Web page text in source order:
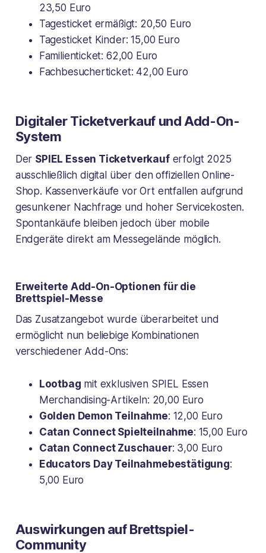
23,50 Euro
Tagesticket ermäßigt: 20,50 Euro
Tagesticket Kinder: 15,00 Euro
Familienticket: 62,00 Euro
Fachbesucherticket: 42,00 Euro
Digitaler Ticketverkauf und Add-On-
System
Der SPIEL Essen Ticketverkauferfolgt 2025
ausschließlich digital über den offiziellen Online-
Shop. Kassenverkäufe vor Ort entfallen aufgrund
gesunkener Nachfrage und hoher Servicekosten.
Spontankäufe bleiben jedoch über mobile
Endgeräte direkt am Messegelände möglich.
Erweiterte Add-On-Optionen für die
Brettspiel-Messe
Das Zusatzangebot wurde überarbeitet und
ermöglicht nun beliebige Kombinationen
verschiedener Add-Ons:
Lootbag mit exklusiven SPIEL Essen
Merchandising-Artikeln: 20,00 Euro
Golden Demon Teilnahme: 12,00 Euro
Catan Connect Spielteilnahme: 15,00 Euro
Catan Connect Zuschauer: 3,00 Euro
Educators Day Teilnahmebestätigung:
5,00 Euro
Auswirkungen auf Brettspiel-
Community